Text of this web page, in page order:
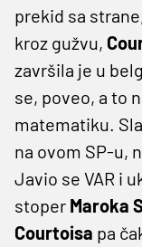
prekid sa
kroz gužvu,
završila je u
se, poveo, a to
matematiku.
na ovom SP-u,
Javio se VAR i
stoper Maroka
Courtoisa pa